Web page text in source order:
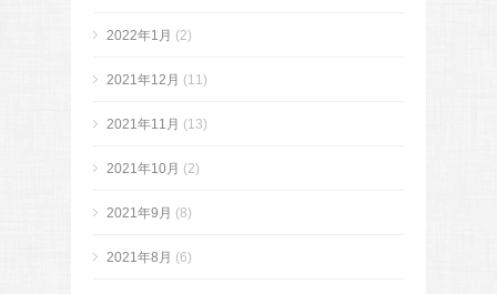
2022年1月 (2)
2021年12月 (11)
2021年11月 (13)
2021年10月 (2)
2021年9月 (8)
2021年8月 (6)